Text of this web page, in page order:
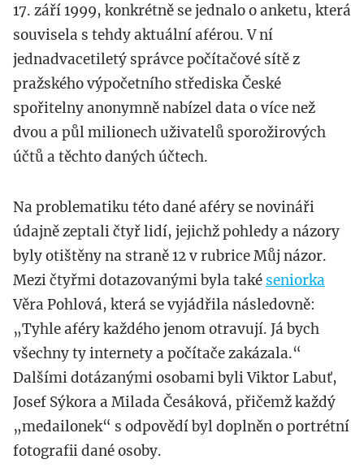
17. září 1999, konkrétně se jednalo o anketu, která
souvisela s tehdy aktuální aférou. V ní
jednadvacetiletý správce počítačové sítě z
pražského výpočetního střediska České
spořitelny anonymně nabízel data o více než
dvou a půl milionech uživatelů sporožirových
účtů a těchto daných účtech.
Na problematiku této dané aféry se novináři
údajně zeptali čtyř lidí, jejichž pohledy a názory
byly otištěny na straně 12 v rubrice Můj názor.
Mezi čtyřmi dotazovanými byla také seniorka
Věra Pohlová, která se vyjádřila následovně:
„Tyhle aféry každého jenom otravují. Já bych
všechny ty internety a počítače zakázala.“
Dalšími dotázanými osobami byli Viktor Labuť,
Josef Sýkora a Milada Česáková, přičemž každý
„medailonek“ s odpovědí byl doplněn o portrétní
fotografii dané osoby.